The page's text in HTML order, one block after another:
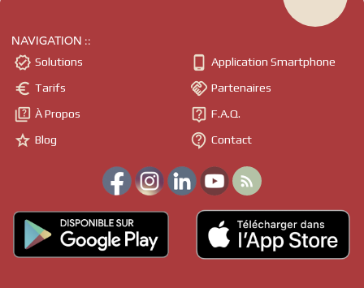
NAVIGATION ::
 Solutions
 Tarifs
 À Propos
 Blog
 Application Smartphone
 Partenaires
 F.A.Q.
 Contact
